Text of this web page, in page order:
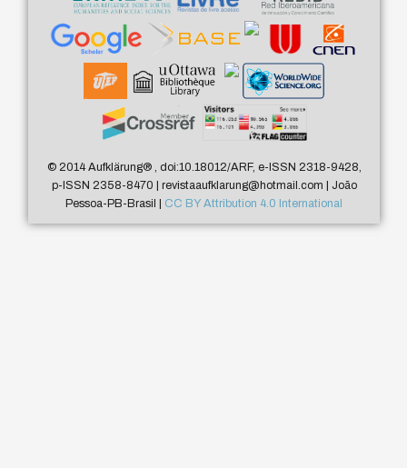
© 2014 Aufklärung®, doi:10.18012/ARF, e-ISSN 2318-9428,
p-ISSN 2358-8470 | revistaaufklarung@hotmail.com | João
Pessoa-PB-Brasil | CC BY Attribution 4.0 International